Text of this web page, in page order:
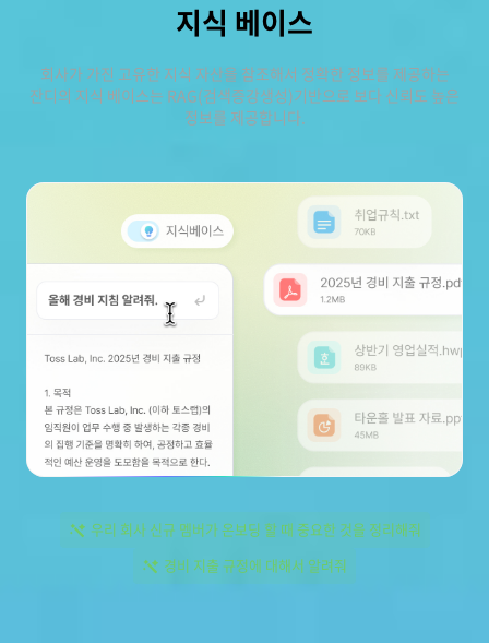
지식 베이스
회사가 가진 고유한 지식 자산을 참조해서 정확한 정보를 제공하는
잔디의 지식 베이스는 RAG(검색증강생성)기반으로 보다 신뢰도 높은
정보를 제공합니다.
우리 회사 신규 멤버가 온보딩 할 때 중요한 것을 정리해줘
경비 지출 규정에 대해서 알려줘